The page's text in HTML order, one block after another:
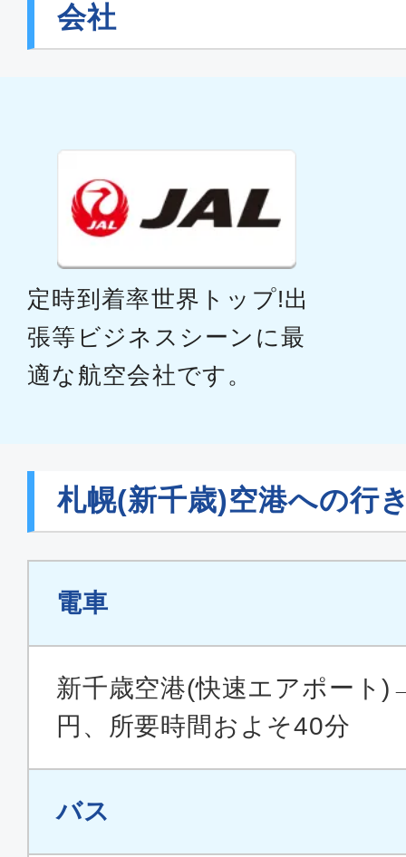
会社
定時到着率世界トップ!出
張等ビジネスシーンに最
適な航空会社です。
札幌(新千歳)空港への行
電車
新千歳空港(快速エアポート
円、所要時間およそ40分
バス